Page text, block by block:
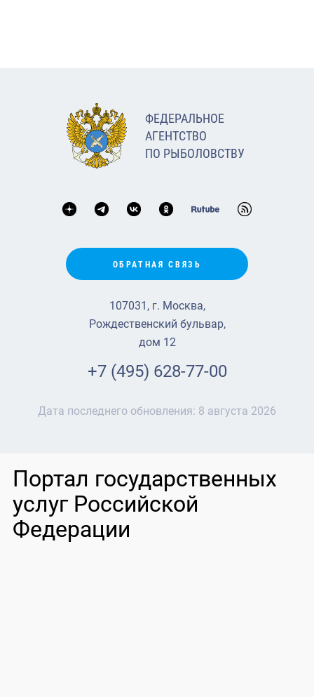
ФЕДЕРАЛЬНОЕ
АГЕНТСТВО
ПО РЫБОЛОВСТВУ
ОБРАТНАЯ СВЯЗЬ
107031, г. Москва,
Рождественский бульвар,
дом 12
+7 (495) 628-77-00
Дата последнего обновления: 8 августа 2026
Портал государственных
услуг Российской
Федерации